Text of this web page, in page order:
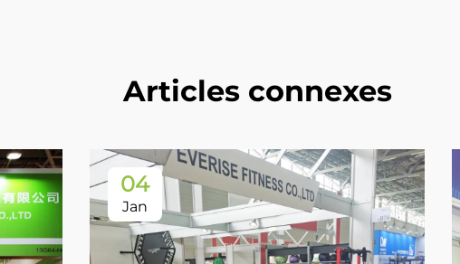
Articles connexes
04
Jan